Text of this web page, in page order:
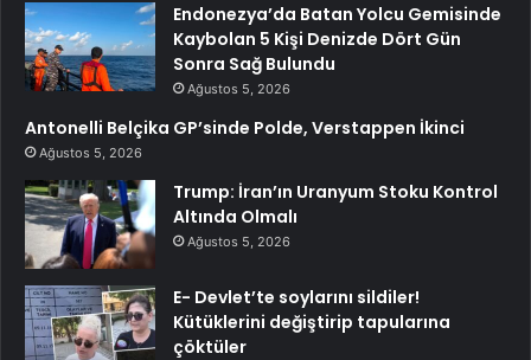
Endonezya’da Batan Yolcu Gemisinde
Kaybolan 5 Kişi Denizde Dört Gün
Sonra Sağ Bulundu
Ağustos 5, 2026
Antonelli Belçika GP’sinde Polde, Verstappen İkinci
Ağustos 5, 2026
Trump: İran’ın Uranyum Stoku Kontrol
Altında Olmalı
Ağustos 5, 2026
E- Devlet’te soylarını sildiler!
Kütüklerini değiştirip tapularına
çöktüler